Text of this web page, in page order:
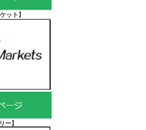
ット 】
ー】